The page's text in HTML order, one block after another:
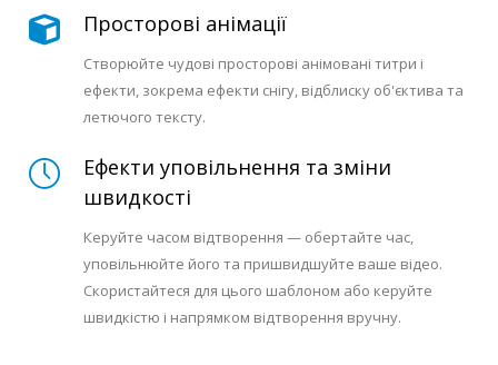
Просторові анімації
Створюйте чудові просторові анімовані титри і
ефекти, зокрема ефекти снігу, відблиску об'єктива та
летючого тексту.
Ефекти уповільнення та зміни
швидкості
Керуйте часом відтворення — обертайте час,
уповільнюйте його та пришвидшуйте ваше відео.
Скористайтеся для цього шаблоном або керуйте
швидкістю і напрямком відтворення вручну.